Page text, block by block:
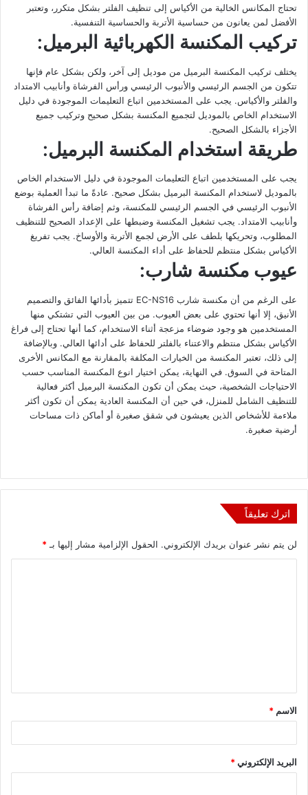
تحتاج المكانس الخالية من الأكياس إلى تنظيف الفلتر بشكل متكرر، وتعتبر
الأفضل لمن يعانون من حساسية الأتربة والحساسية التنفسية.
تركيب المكنسة الكهربائية البرميل:
يختلف تركيب المكنسة البرميل من موديل إلى آخر، ولكن بشكل عام فإنها
تتكون من الجسم الرئيسي والأنبوب الرئيسي ورأس الفرشاة وأنابيب الامتداد
والفلتر والأكياس. يجب على المستخدمين اتباع التعليمات الموجودة في دليل
الاستخدام الخاص بالموديل لتجميع المكنسة بشكل صحيح وتركيب جميع
الأجزاء بالشكل الصحيح.
طريقة استخدام المكنسة البرميل:
يجب على المستخدمين اتباع التعليمات الموجودة في دليل الاستخدام الخاص
بالموديل لاستخدام المكنسة البرميل بشكل صحيح. عادةً ما تبدأ العملية بوضع
الأنبوب الرئيسي في الجسم الرئيسي للمكنسة، وثم إضافة رأس الفرشاة
وأنابيب الامتداد. يجب تشغيل المكنسة وضبطها على الإعداد الصحيح للتنظيف
المطلوب، وتحريكها بلطف على الأرض لجمع الأتربة والأوساخ. يجب تفريغ
الأكياس بشكل منتظم للحفاظ على أداء المكنسة العالي.
عيوب مكنسة شارب:
على الرغم من أن مكنسة شارب EC-NS16 تتميز بأدائها الفائق والتصميم
الأنيق، إلا أنها تحتوي على بعض العيوب. من بين العيوب التي تشتكي منها
المستخدمين هو وجود ضوضاء مزعجة أثناء الاستخدام، كما أنها تحتاج إلى فراغ
الأكياس بشكل منتظم والاعتناء بالفلتر للحفاظ على أدائها العالي. وبالإضافة
إلى ذلك، تعتبر المكنسة من الخيارات المكلفة بالمقارنة مع المكانس الأخرى
المتاحة في السوق. في النهاية، يمكن اختيار انوع المكنسة المناسب حسب
الاحتياجات الشخصية، حيث يمكن أن تكون المكنسة البرميل أكثر فعالية
للتنظيف الشامل للمنزل، في حين أن المكنسة العادية يمكن أن تكون أكثر
ملاءمة للأشخاص الذين يعيشون في شقق صغيرة أو أماكن ذات مساحات
أرضية صغيرة.
اترك تعليقاً
لن يتم نشر عنوان بريدك الإلكتروني. الحقول الإلزامية مشار إليها بـ *
ق
*
الاسم *
البريد الإلكتروني*